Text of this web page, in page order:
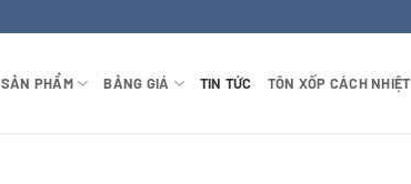
SẢN PHẨM BẢNG GIÁ TIN TỨC TÔN XỐP CÁCH NHIỆT